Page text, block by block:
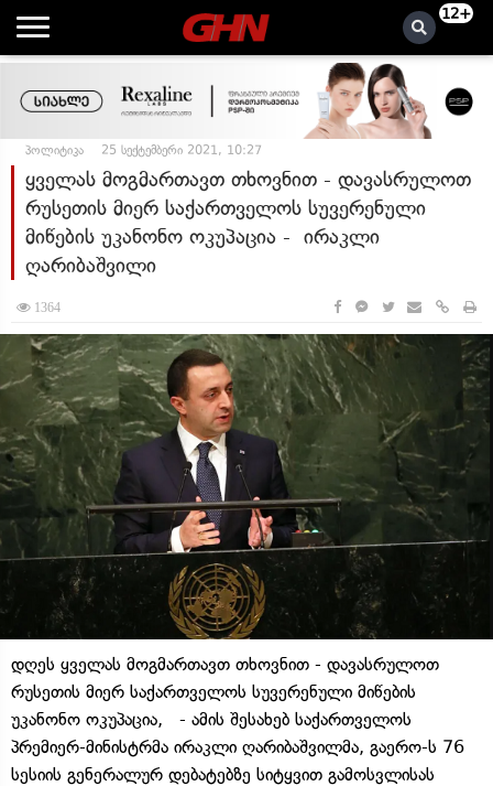
12+
პოლიტიკა 25 სექტემბერი 2021, 10:27
ყველას მოგმართავთ თხოვნით - დავასრულოთ
რუსეთის მიერ საქართველოს სუვერენული
მიწების უკანონო ოკუპაცია - ირაკლი
ღარიბაშვილი
1364
დღეს ყველას მოგმართავთ თხოვნით - დავასრულოთ
რუსეთის მიერ საქართველოს სუვერენული მიწების
უკანონო ოკუპაცია, - ამის შესახებ საქართველოს
პრემიერ-მინისტრმა ირაკლი ღარიბაშვილმა, გაერო-ს 76
სესიის გენერალურ დებატებზე სიტყვით გამოსვლისას